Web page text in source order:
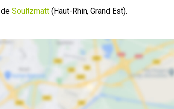
deSoultzmatt (Haut-Rhin, Grand Est).